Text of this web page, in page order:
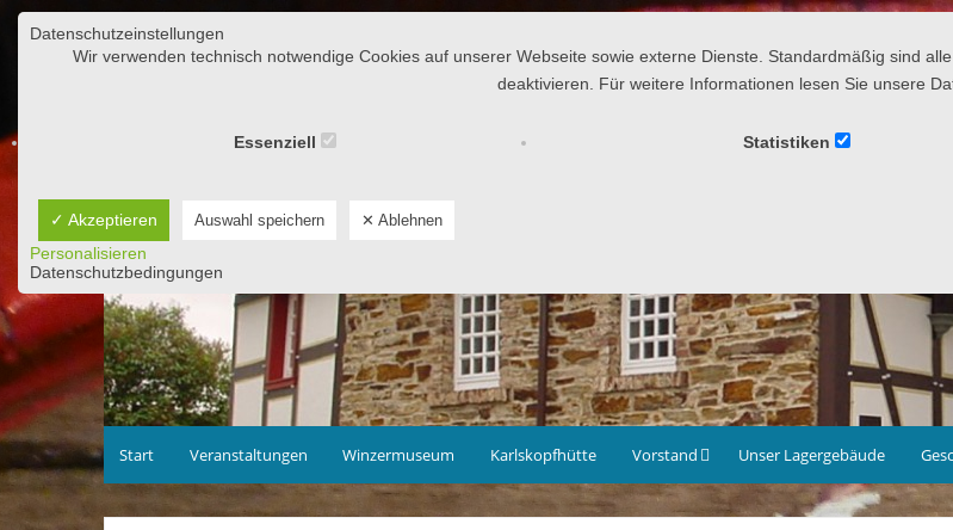
Zum
Inhalt
Bürgergemeinschaft
Start Veranstaltungen Winzermuseum Karlskopfhütte Vorstand Unser Lagergebäude
Datenschutzeinstellungen
Wir verwenden technisch notwendige Cookies auf unserer Webseite sowie externe Dienste. Standardmäßig sind
deaktivieren. Für weitere Informationen lesen Sie unsere
Essenziell Statistiken
✓ Akzeptieren Auswahl speichern ✕ Ablehnen
Personalisieren
Datenschutzbedingungen